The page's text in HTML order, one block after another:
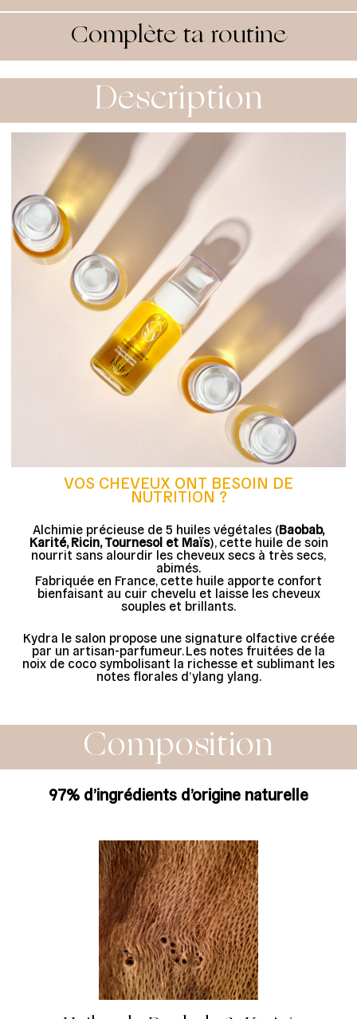
Complète ta routine
Description
VOS CHEVEUX ONT BESOIN DE
NUTRITION ?
Alchimie précieuse de 5 huiles végétales (Baobab,
Karité, Ricin, Tournesol et Maïs), cette huile de soin
nourrit sans alourdir les cheveux secs à très secs,
abimés.
Fabriquée en France, cette huile apporte confort
bienfaisant au cuir chevelu et laisse les cheveux
souples et brillants.
Kydra le salon propose une signature olfactive créée
par un artisan-parfumeur. Les notes fruitées de la
noix de coco symbolisant la richesse et sublimant les
notes florales d’ylang ylang.
Composition
97% d’ingrédients d’origine naturelle